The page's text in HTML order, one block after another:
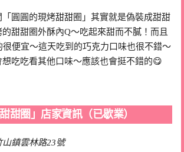
圓圓的現烤甜甜圈」其實就是偽裝成甜甜
甜甜圈外酥內Q～吃起來甜而不膩！而且
很便宜～這天吃到的巧克力口味也很不錯～
吃吃看其他口味～應該也會挺不錯的😋
甜圈」店家資訊（已歇業）
鎮雲林路23號